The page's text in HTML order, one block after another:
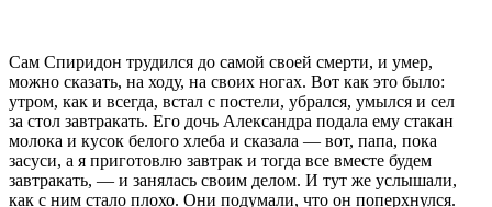
Сам Спиридон трудился до самой своей смерти, и умер,
можно сказать, на ходу, на своих ногах. Вот как это было:
утром, как и всегда, встал с постели, убрался, умылся и сел
за стол завтракать. Его дочь Александра подала ему стакан
молока и кусок белого хлеба и сказала — вот, папа, пока
засуси, а я приготовлю завтрак и тогда все вместе будем
завтракать, — и занялась своим делом. И тут же услышали,
как с ним стало плохо. Они подумали, что он поперхнулся.